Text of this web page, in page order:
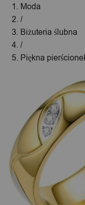
Moda
/
Biżuteria ślubna
/
Piękna